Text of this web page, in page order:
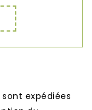
expédiées